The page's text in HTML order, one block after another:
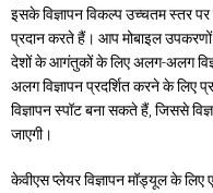
इसके विज्ञापन विकल्प उच्चतम स्तर
प्रदान करते हैं। आप मोबाइल
देशों के आगंतुकों के लिए अलग-अलग
अलग विज्ञापन प्रदर्शित करने के लिए
विज्ञापन स्पॉट बना सकते हैं, जिससे
जाएगी।
केवीएस प्लेयर विज्ञापन मॉड्यूल के